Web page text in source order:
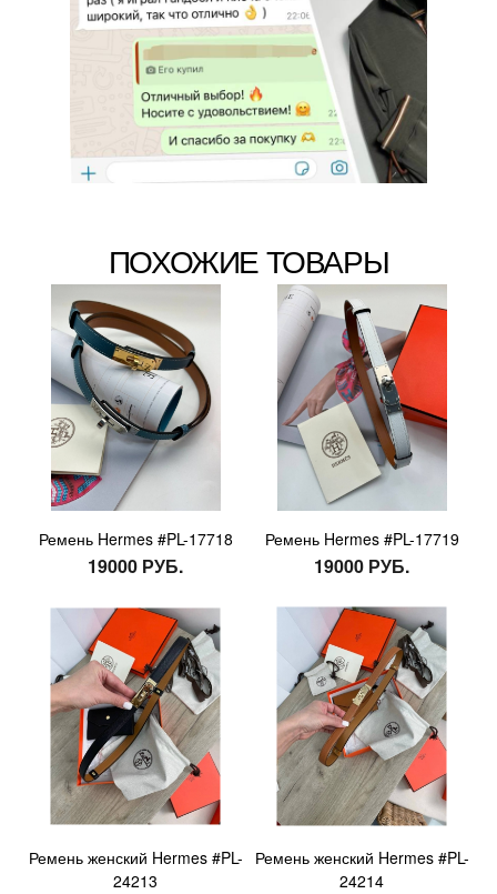
ПОХОЖИЕ ТОВАРЫ
Ремень Hermes #PL-17718
19000 РУБ.
Ремень Hermes #PL-17719
19000 РУБ.
Ремень женский Hermes #PL-
24213
Ремень женский Hermes #PL-
24214